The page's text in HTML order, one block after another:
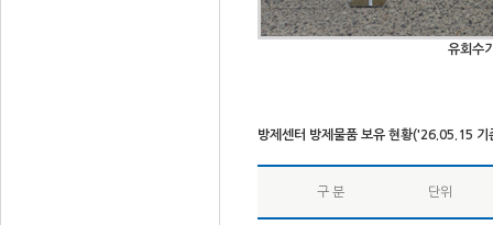
유회수
방제센터 방제물품 보유 현황('26.05.15 기
구 분 단위